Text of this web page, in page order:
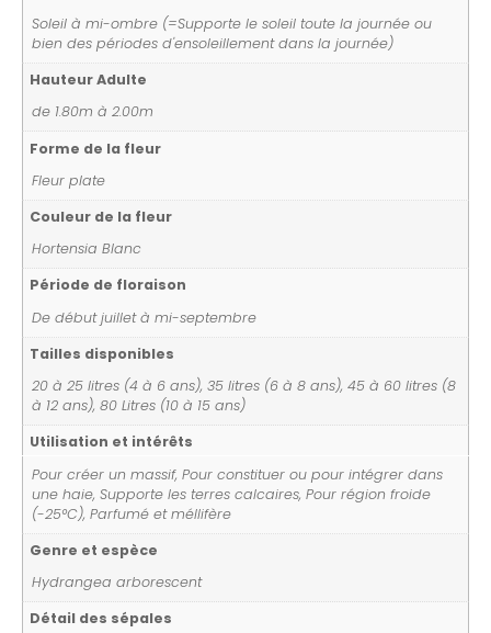
Soleil à mi-ombre (=Supporte le soleil toute la journée ou
bien des périodes d'ensoleillement dans la journée)
Hauteur Adulte
de 1.80m à 2.00m
Forme de la fleur
Fleur plate
Couleur de la fleur
Hortensia Blanc
Période de floraison
De début juillet à mi-septembre
Tailles disponibles
20 à 25 litres (4 à 6 ans), 35 litres (6 à 8 ans), 45 à 60 litres (8
à 12 ans), 80 Litres (10 à 15 ans)
Utilisation et intérêts
Pour créer un massif, Pour constituer ou pour intégrer dans
une haie, Supporte les terres calcaires, Pour région froide
(-25°C), Parfumé et méllifère
Genre et espèce
Hydrangea arborescent
Détail des sépales